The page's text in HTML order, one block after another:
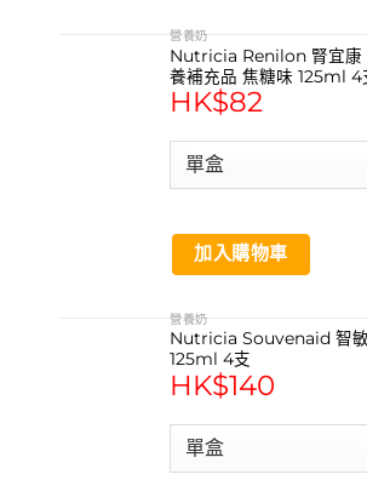
營養奶
Nutricia Renilon 腎宜康
養補充品 焦糖味 125ml 4
HK$82
加入購物車
營養奶
Nutricia Souvenaid 智
125ml 4支
HK$140